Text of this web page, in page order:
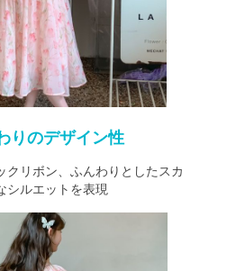
りのデザイン性
クリボン、ふんわりとしたスカ
シルエットを表現